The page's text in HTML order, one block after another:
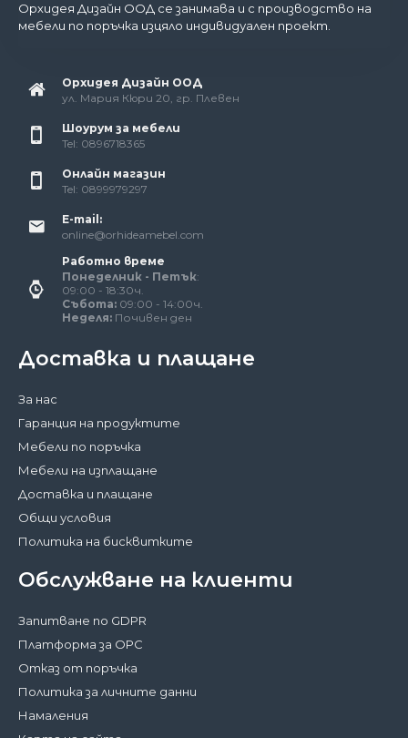
Орхидея Дизайн ООД се занимава и с производство на
мебели по поръчка изцяло индивидуален проект.
Орхидея Дизайн ООД
ул. Мария Кюри 20, гр. Плевен
Шоурум за мебели
Tel: 0896718365
Онлайн магазин
Tel: 0899979297
E-mail:
online@orhideamebel.com
Работно време
Понеделник - Петък:
09:00 - 18:30ч.
Събота: 09:00 - 14:00ч.
Неделя: Почивен ден
Доставка и плащане
За нас
Гаранция на продуктите
Мебели по поръчка
Мебели на изплащане
Доставка и плащане
Общи условия
Политика на бисквитките
Обслужване на клиенти
Запитване по GDPR
Платформа за ОРС
Отказ от поръчка
Политика за личните данни
Намаления